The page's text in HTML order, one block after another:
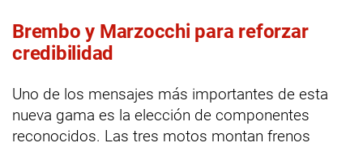
Brembo y Marzocchi para reforzar
credibilidad
Uno de los mensajes más importantes de esta
nueva gama es la elección de componentes
reconocidos. Las tres motos montan frenos